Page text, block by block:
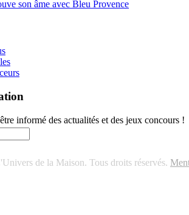
son âme avec Bleu Provence
informé des actualités et des jeux concours !
de la Maison. Tous droits réservés.